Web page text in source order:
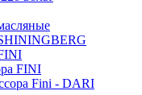
FINI
Fini - DARI